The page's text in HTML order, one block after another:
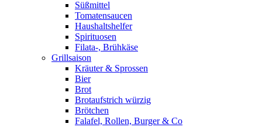
Süßmittel
Tomatensaucen
Haushaltshelfer
Spirituosen
Filata-, Brühkäse
Grillsaison
Kräuter & Sprossen
Bier
Brot
Brotaufstrich würzig
Brötchen
Falafel, Rollen, Burger & Co